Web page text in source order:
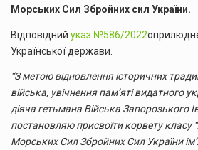
Морських Сил Збройних сил України.
Відповідний указ №586/2022
Української держави.
“З метою відновлення історичних
війська, увічнення пам’яті видатного
діяча гетьмана Війська Запорозького
постановляю присвоїти корвету класу
Морських Сил Збройних Сил України